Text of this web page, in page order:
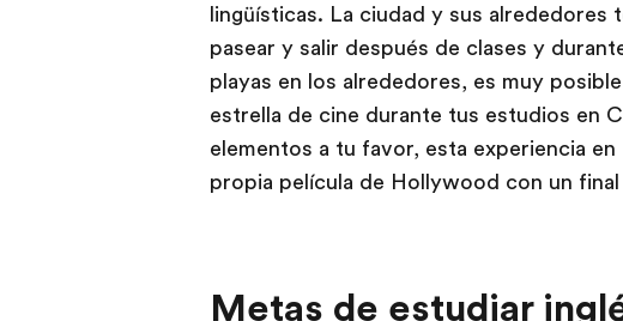
lingüísticas. La ciudad y sus alrededores
pasear y salir después de clases y
playas en los alrededores, es muy
estrella de cine durante tus estudios en
elementos a tu favor, esta experiencia
propia película de Hollywood con un
Metas de estudiar